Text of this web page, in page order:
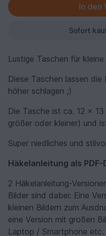
Sofort
Lustige Taschen für kleine
Diese Taschen lassen
höher schlagen ;)
Die Tasche ist ca. 12 x
größer oder kleiner) und
Super niedliches und
Häkelanleitung als
2 Häkelanleitung-
Bilder sind dabei: Eine
kleinen Bildern zum
eine Version mit großen
Laptop / Smartphone etc.